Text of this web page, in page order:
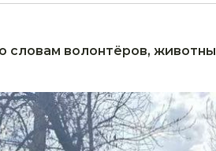
словам волонтёров,